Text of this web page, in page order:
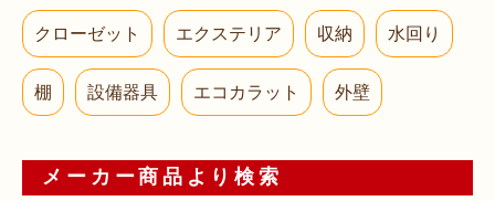
クローゼット エクステリア 収納 水回り
棚 設備器具 エコカラット 外壁
メーカー商品より検索